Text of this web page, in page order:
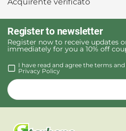
Register to newsletter
Register now to receive updates
immediately for you a 10% off
I have read and agree the terms
Privacy Policy